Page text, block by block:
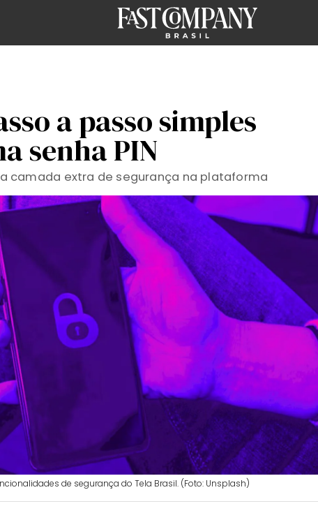
a passo simples
senha PIN
camada extra de segurança na plataforma
de segurança do Tela Brasil. (Foto: Unsplash)